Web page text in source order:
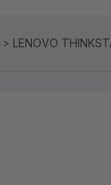
LENOVO